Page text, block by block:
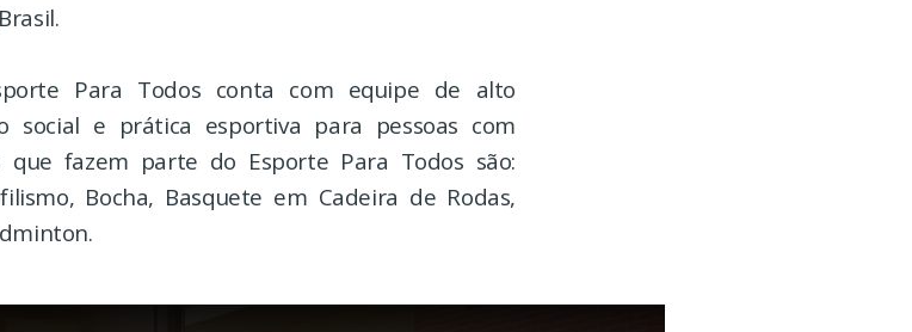
Para Todos conta com equipe de alto
social e prática esportiva para pessoas com
que fazem parte do Esporte Para Todos são:
Bocha, Basquete em Cadeira de Rodas,